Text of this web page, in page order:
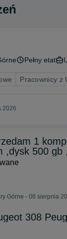
Pełny etat
Pracownicy z
2026
1
,dysk 500 gb
Górne - 06 sierpnia
308